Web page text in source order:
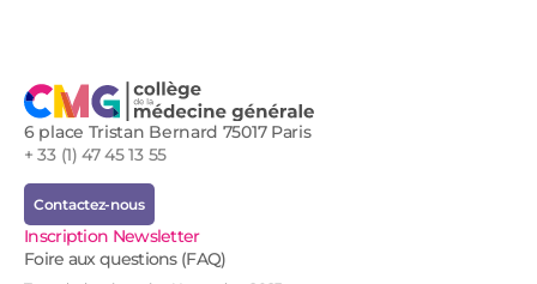
6 place Tristan Bernard 75017 Paris
+ 33 (1) 47 45 13 55
Contactez-nous
Inscription Newsletter
Foire aux questions (FAQ)